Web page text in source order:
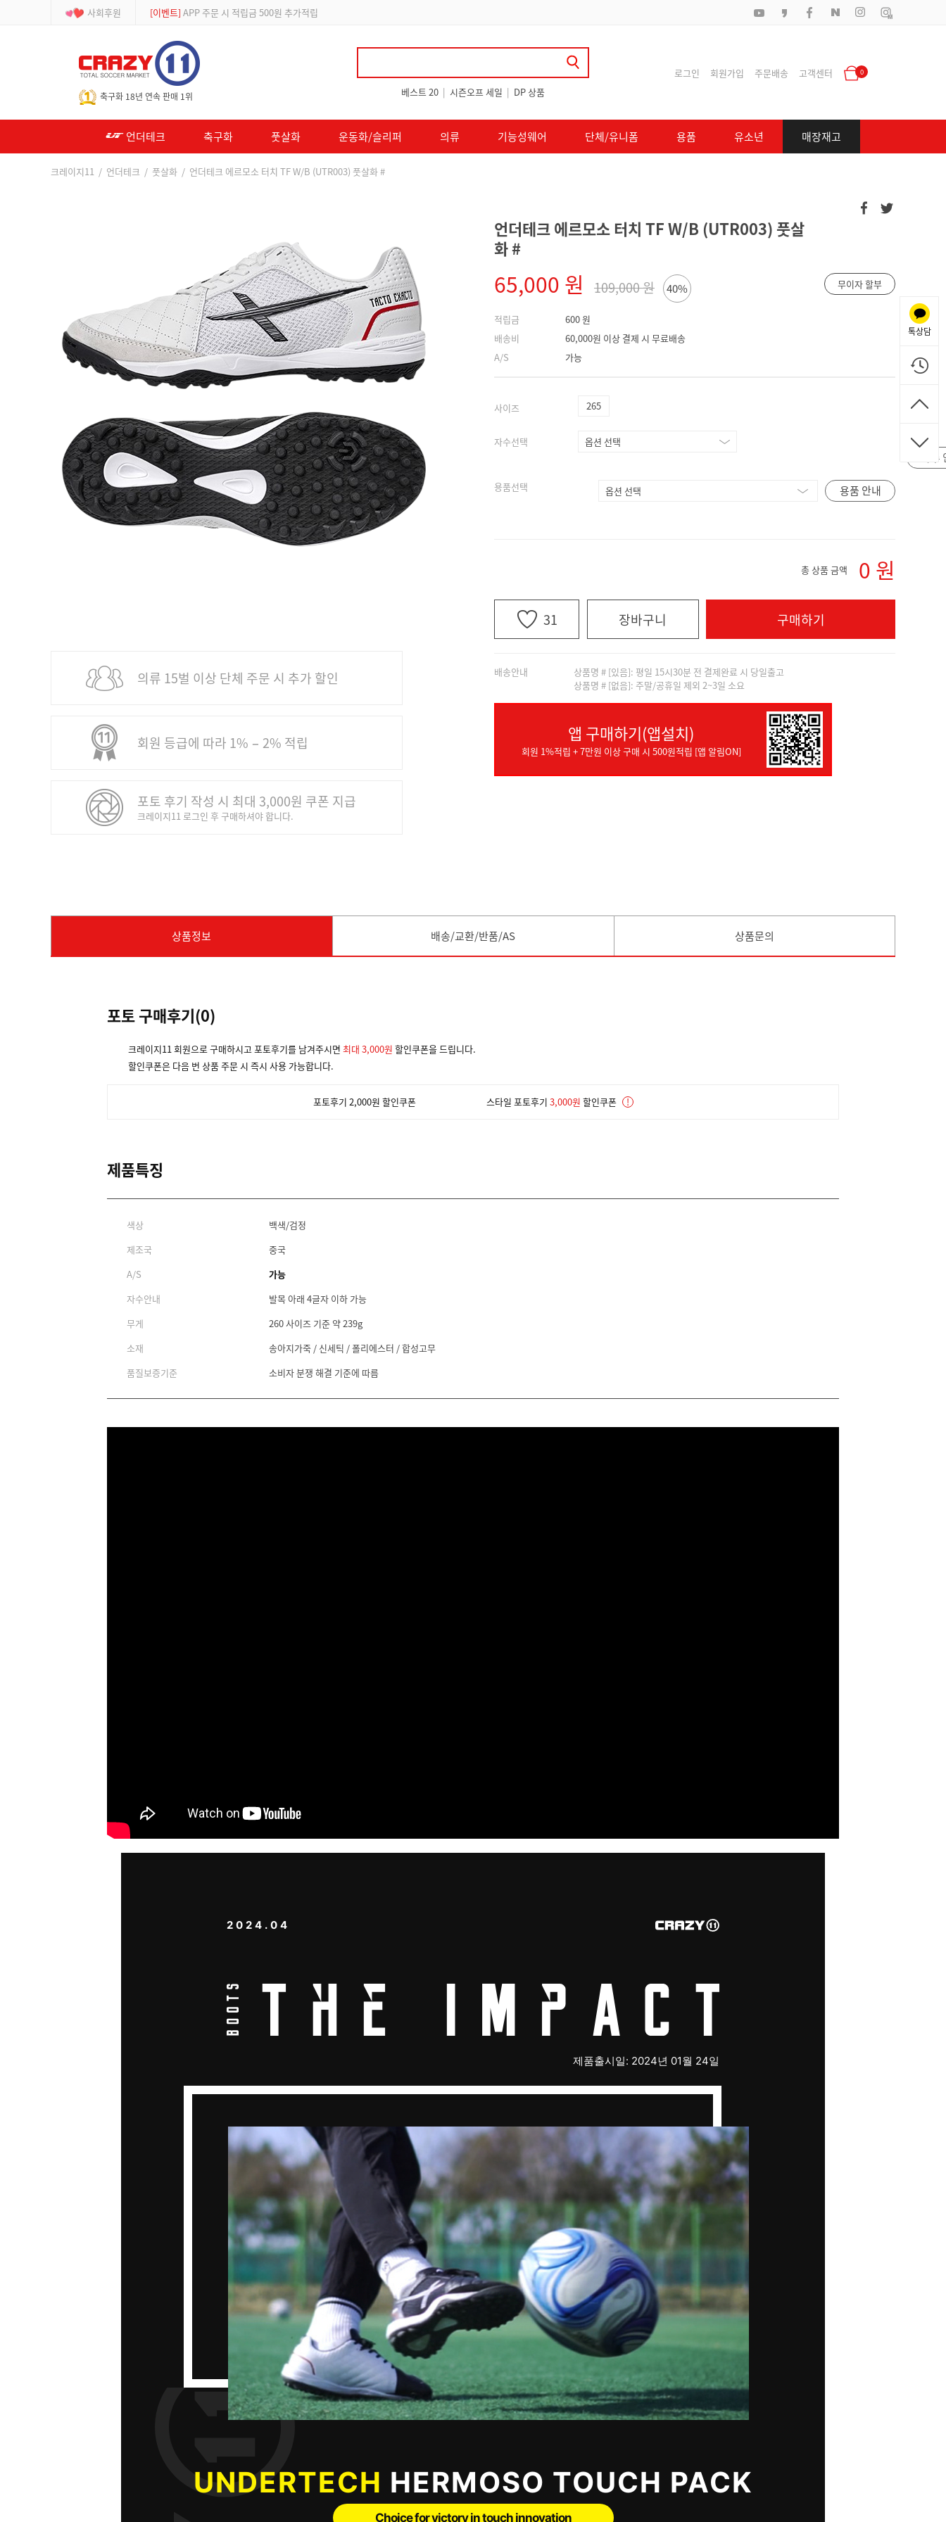
사회후원 [이벤트] APP 주문 시 적립금 500원 추가적립
축구화 18년 연속 판매 1위 베스트 20 | 시즌오프 세일 | DP 상품
로그인 회원가입 주문배송 고객센터 0
언더테크 축구화 풋살화 운동화/슬리퍼 의류 기능성웨어 단체/유니폼 용품 유소년 매장재고
크레이지11 / 언더테크 / 풋살화 / 언더테크 에르모소 터치 TF W/B (UTR003) 풋살화 #
의류 15벌 이상 단체 주문 시 추가 할인
회원 등급에 따라 1% − 2% 적립
포토 후기 작성 시 최대 3,000원 쿠폰 지급
크레이지11 로그인 후 구매하셔야 합니다.
언더테크 에르모소 터치 TF W/B (UTR003) 풋살
화 #
65,000 원 109,000 원 40% 무이자 할부
적립금
배송비
A/S
600 원
60,000원 이상 결제 시 무료배송
가능
사이즈 265
자수선택
용품선택 용품 안내
자
총 상품 금액 0 원
31 장바구니 구매하기
배송안내
상품명 # [있음]: 평일 15시30분 전 결제완료 시 당일출고
상품명 # [없음]: 주말/공휴일 제외 2~3일 소요
앱 구매하기(앱설치)
회원 1%적립 + 7만원 이상 구매 시 500원적립 [앱 알림ON]
상품정보 배송/교환/반품/AS 상품문의
포토 구매후기(0)
크레이지11 회원으로 구매하시고 포토후기를 남겨주시면 최대 3,000원 할인쿠폰을 드립니다.
할인쿠폰은 다음 번 상품 주문 시 즉시 사용 가능합니다.
포토후기 2,000원 할인쿠폰 스타일 포토후기 3,000원 할인쿠폰 !
제품특징
색상
백색/검정
제조국
중국
A/S
가능
자수안내
발목 아래 4글자 이하 가능
무게
260 사이즈 기준 약 239g
소재
송아지가죽 / 신세틱 / 폴리에스터 / 합성고무
품질보증기준
소비자 분쟁 해결 기준에 따름
2024.04
제품출시일: 2024년 01월 24일
UNDERTECH HERMOSO TOUCH PACK
Choice for victory in touch innovation
톡상담